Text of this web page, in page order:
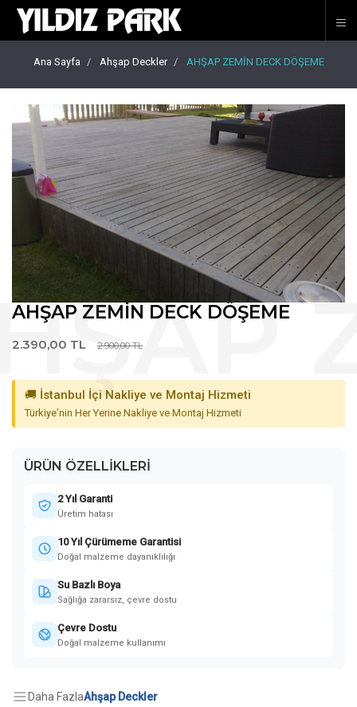
Ana Sayfa Ahşap Deckler AHŞAP ZEMİN DECK DÖŞEME
AHŞAP ZEMİN DECK DÖŞEME
2.390,00 TL 2.900,00 TL
🚚 İstanbul İçi Nakliye ve Montaj Hizmeti
Türkiye'nin Her Yerine Nakliye ve Montaj Hizmeti
ÜRÜN ÖZELLIKLERI
2 Yıl Garanti
Üretim hatası
10 Yıl Çürümeme Garantisi
Doğal malzeme dayanıklılığı
Su Bazlı Boya
Sağlığa zararsız, çevre dostu
Çevre Dostu
Doğal malzeme kullanımı
Daha FazlaAhşap Deckler